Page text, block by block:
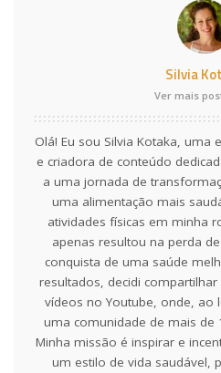
Silvia
Ver mais
Olá! Eu sou Silvia Kotaka, uma
e criadora de conteúdo
a uma jornada de
uma alimentação mais
atividades físicas em minha
apenas resultou na perda
conquista de uma saúde
resultados, decidi
vídeos no Youtube, onde, ao
uma comunidade de mais de
Minha missão é inspirar e
um estilo de vida saudável,